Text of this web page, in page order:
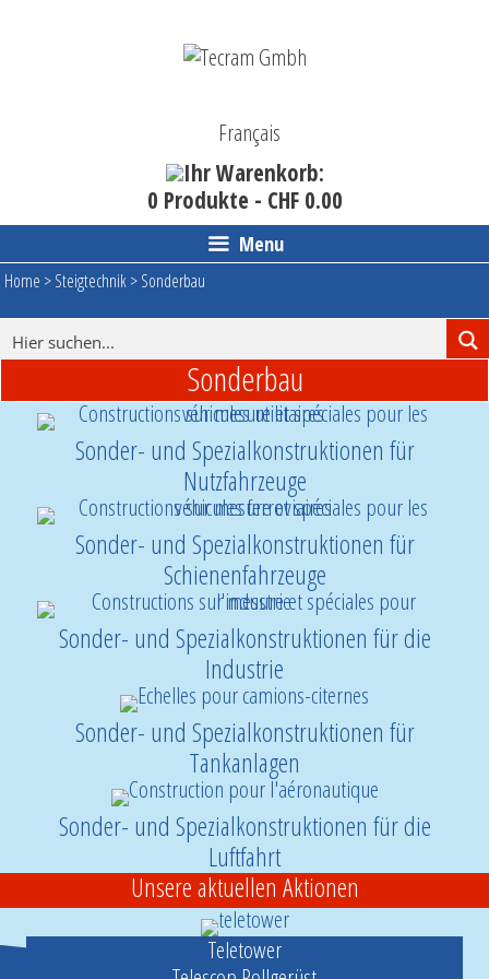
Français
Ihr Warenkorb:
0 Produkte - CHF0.00
Menu
Home >Steigtechnik>Sonderbau
Sonderbau
Sonder- und Spezialkonstruktionen für
Nutzfahrzeuge
Sonder- und Spezialkonstruktionen für
Schienenfahrzeuge
Sonder- und Spezialkonstruktionen für die
Industrie
Sonder- und Spezialkonstruktionen für
Tankanlagen
Sonder- und Spezialkonstruktionen für die
Luftfahrt
Unsere aktuellen Aktionen
Teletower